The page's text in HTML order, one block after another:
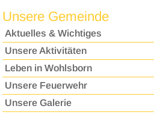
Unsere Gemeinde
Aktuelles & Wichtiges
Unsere Aktivitäten
Leben in Wohlsborn
Unsere Feuerwehr
Unsere Galerie